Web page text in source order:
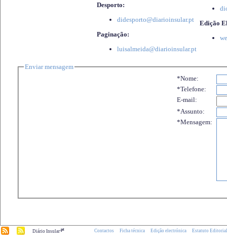
Desporto:
didesporto@diarioinsular.pt
Paginação:
luisalmeida@diarioinsular.pt
Edição
Enviar mensagem
*Nome:
*Telefone:
E-mail:
*Assunto:
*Mensagem:
Diário Insular.pt Contactos Ficha técnica Edição electrónica Estatuto Editorial